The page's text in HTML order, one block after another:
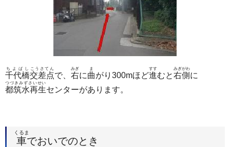
千代橋
ちよばし
交差点
こうさてん
で、 右
みぎ
に曲
ま
がり300mほど進
すす
むと右側
みぎがわ
に
都筑水再生
つづきみずさいせい
センターがあります。
車
くるま
でおいでのとき